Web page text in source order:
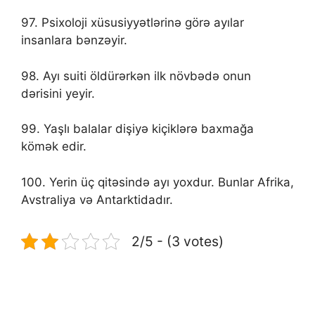
97. Psixoloji xüsusiyyətlərinə görə ayılar
insanlara bənzəyir.
98. Ayı suiti öldürərkən ilk növbədə onun
dərisini yeyir.
99. Yaşlı balalar dişiyə kiçiklərə baxmağa
kömək edir.
100. Yerin üç qitəsində ayı yoxdur. Bunlar Afrika,
Avstraliya və Antarktidadır.
2/5 - (3 votes)